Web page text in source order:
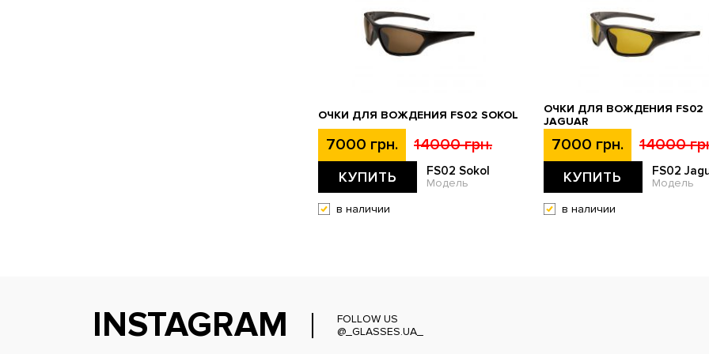
ОЧКИ ДЛЯ ВОЖДЕНИЯ FS02 SOKOL
7000 грн. 14000 грн.
КУПИТЬ FS02 Sokol
Модель
в наличии
ОЧКИ ДЛЯ ВОЖДЕНИЯ FS02
JAGUAR
7000 грн. 14000
КУПИТЬ FS02
Модель
в наличии
INSTAGRAM
FOLLOW US
@_GLASSES.UA_